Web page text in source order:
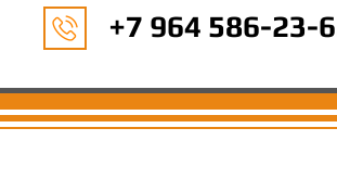
+7 964 586-23-